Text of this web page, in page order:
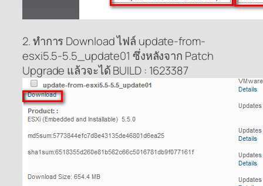
2. ทำการ Download ไฟล์ update-from-
esxi5.5-5.5_update01 ซึ่งหลังจาก Patch
Upgrade แล้วจะได้ BUILD : 1623387